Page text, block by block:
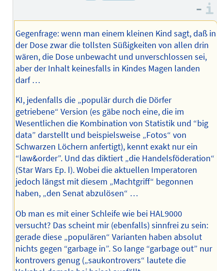
–
Gegenfrage: wenn man einem kleinen Kind sagt, daß in
der Dose zwar die tollsten Süßigkeiten von allen drin
wären, die Dose unbewacht und unverschlossen sei,
aber der Inhalt keinesfalls in Kindes Magen landen
darf …
KI, jedenfalls die „populär durch die Dörfer
getriebene“ Version (es gäbe noch eine, die im
Wesentlichen die Kombination von Statistik und “big
data” darstellt und beispielsweise „Fotos“ von
Schwarzen Löchern anfertigt), kennt exakt nur ein
“law&order”. Und das diktiert „die Handelsföderation“
(Star Wars Ep. Ⅰ). Wobei die aktuellen Imperatoren
jedoch längst mit diesem „Machtgriff“ begonnen
haben, „den Senat abzulösen“ …
Ob man es mit einer Schleife wie bei HAL9000
versucht? Das scheint mir (ebenfalls) sinnfrei zu sein:
gerade diese „populären“ Varianten haben absolut
nichts gegen “garbage in”. So lange “garbage out” nur
kontrovers genug („saukontrovers“ lautete die